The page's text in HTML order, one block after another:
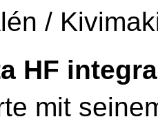
/
HF
mit